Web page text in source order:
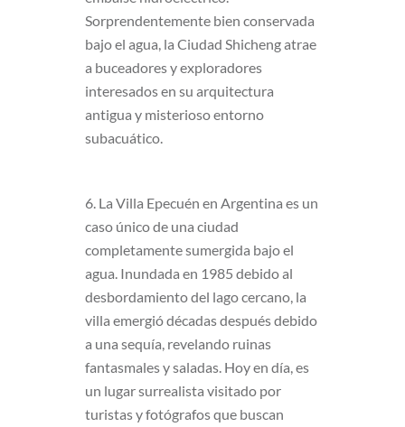
Sorprendentemente bien conservada
bajo el agua, la Ciudad Shicheng atrae
a buceadores y exploradores
interesados en su arquitectura
antigua y misterioso entorno
subacuático.
6. La Villa Epecuén en Argentina es un
caso único de una ciudad
completamente sumergida bajo el
agua. Inundada en 1985 debido al
desbordamiento del lago cercano, la
villa emergió décadas después debido
a una sequía, revelando ruinas
fantasmales y saladas. Hoy en día, es
un lugar surrealista visitado por
turistas y fotógrafos que buscan